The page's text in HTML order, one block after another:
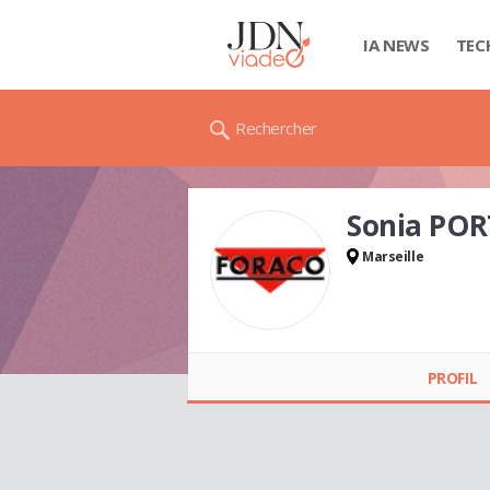
IA NEWS
Rechercher
Sonia
Marseille
PROFIL